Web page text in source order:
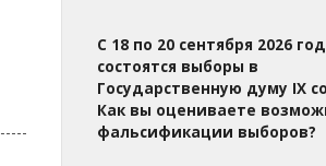
С 18 по 20 сентября 2026
состоятся выборы в
Государственную думу IX
Как вы оцениваете
фальсификации выборов?